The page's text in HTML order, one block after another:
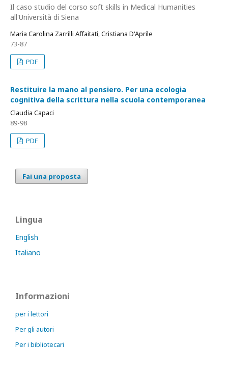
Il caso studio del corso soft skills in Medical Humanities
all'Università di Siena
Maria Carolina Zarrilli Affaitati, Cristiana D'Aprile
73-87
PDF
Restituire la mano al pensiero. Per una ecologia
cognitiva della scrittura nella scuola contemporanea
Claudia Capaci
89-98
PDF
Fai una proposta
Lingua
English
Italiano
Informazioni
per i lettori
Per gli autori
Per i bibliotecari